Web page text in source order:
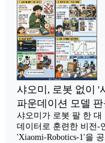
샤오미, 로봇 없이 '
파운데이션 모델
샤오미가 로봇 팔 한 대
데이터로 훈련한 비전-
'Xiaomi-Robotics-1'을